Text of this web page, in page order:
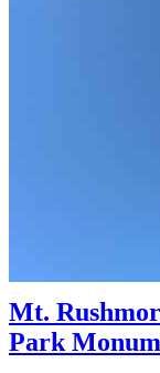
Mt.
Park